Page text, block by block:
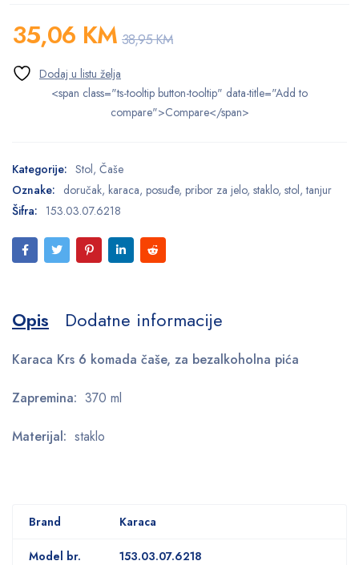
38,95KM
35,06 KM
<span class="ts-tooltip button-tooltip" data-title="Add to
compare">Compare</span>
Kategorije: Stol, Čaše
Oznake: doručak, karaca, posuđe, pribor za jelo, staklo, stol,tanjur
Šifra: 153.03.07.6218
Opis Dodatne informacije
Karaca Krs 6 komada čaše, za bezalkoholna pića
Zapremina: 370 ml
Materijal: staklo
Brand Karaca
Model br. 153.03.07.6218